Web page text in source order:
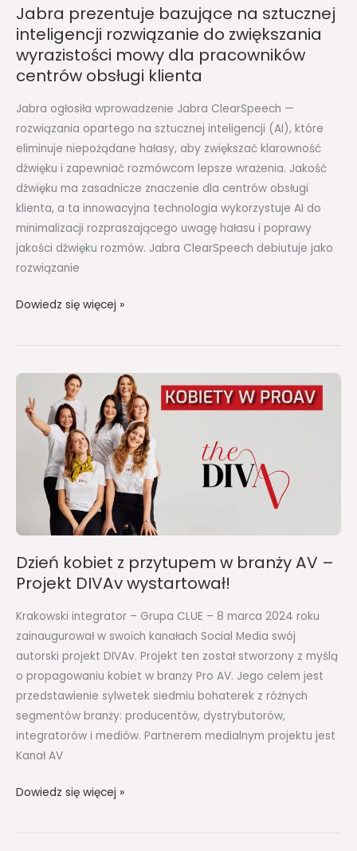
Jabra prezentuje bazujące na sztucznej
inteligencji rozwiązanie do zwiększania
wyrazistości mowy dla pracowników
centrów obsługi klienta
Jabra ogłosiła wprowadzenie Jabra ClearSpeech —
rozwiązania opartego na sztucznej inteligencji (AI), które
eliminuje niepożądane hałasy, aby zwiększać klarowność
dźwięku i zapewniać rozmówcom lepsze wrażenia. Jakość
dźwięku ma zasadnicze znaczenie dla centrów obsługi
klienta, a ta innowacyjna technologia wykorzystuje AI do
minimalizacji rozpraszającego uwagę hałasu i poprawy
jakości dźwięku rozmów. Jabra ClearSpeech debiutuje jako
rozwiązanie
pracowników
centrów
obsługi
klienta
Dowiedz się więcej »
Dzień kobiet z przytupem w branży AV –
Projekt DIVAv wystartował!
Krakowski integrator – Grupa CLUE – 8 marca 2024 roku
zainaugurował w swoich kanałach Social Media swój
autorski projekt DIVAv. Projekt ten został stworzony z myślą
o propagowaniu kobiet w branży Pro AV. Jego celem jest
przedstawienie sylwetek siedmiu bohaterek z różnych
segmentów branży: producentów, dystrybutorów,
integratorów i mediów. Partnerem medialnym projektu jest
Kanał AV
kobiet
przytupem
branży
DIVAv
wystartował!
Dowiedz się więcej »